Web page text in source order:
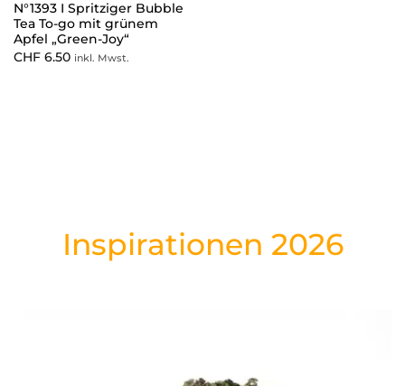
N°1393 I Spritziger Bubble
Tea To-go mit grünem
Apfel „Green-Joy“
CHF6.50 inkl. Mwst.
Inspirationen 2026